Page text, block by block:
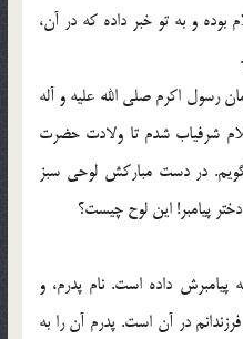
بوده و به تو خبر داده که در آن،
رسول اکرم صلي الله عليه و آله
شرفياب شدم تا ولادت حضرت
در دست مبارکش لوحي سبز
پيامبر! اين لوح چيست؟
داده است. نام پدرم، و
در آن است. پدرم آن را به